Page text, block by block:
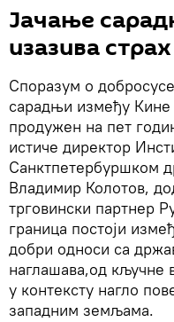
Јачање
изазива
Споразум о
сарадњи између Кине
продужен на пет
истиче директор
Санктпетербуршком
Владимир Колотов,
трговински партнер
граница постоји
добри односи са
наглашава,од кључне
у контексту нагло
западним земљама.